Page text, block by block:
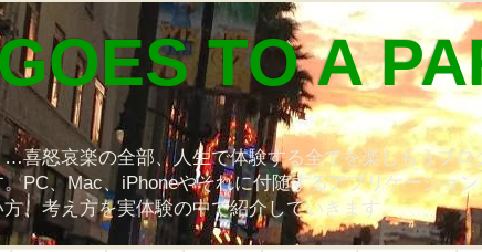
TO A
喜怒哀楽の全部、人生で体験する全てを楽しもうブ
PC、Mac、iPhoneやそれに付随するアプリケーショ
、考え方を実体験の中で紹介していきます。